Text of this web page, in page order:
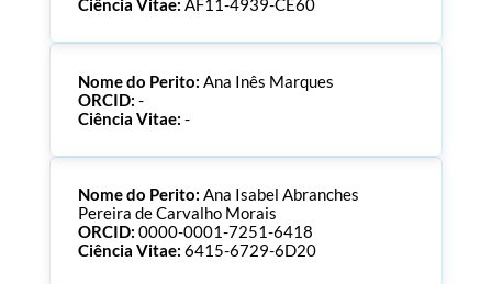
Ciência Vitae: AF11-4939-CE60
Nome do Perito: Ana Inês Marques
ORCID: -
Ciência Vitae: -
Nome do Perito: Ana Isabel Abranches
Pereira de Carvalho Morais
ORCID: 0000-0001-7251-6418
Ciência Vitae: 6415-6729-6D20